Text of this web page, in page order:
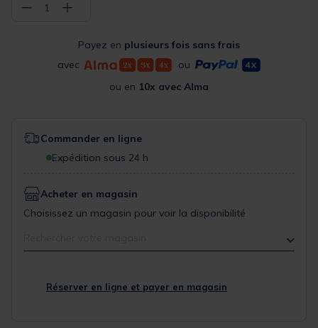
− 1 +
Payez en plusieurs fois sans frais
avec
ou
ou en 10x avec Alma
Commander en ligne
Expédition sous 24 h
Acheter en magasin
Choisissez un magasin pour voir la disponibilité
Réserver en ligne et payer en magasin